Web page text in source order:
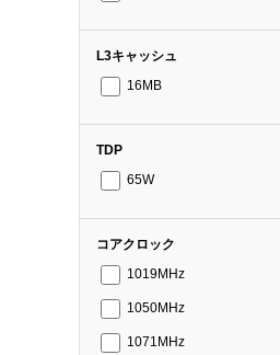
L3キャッシュ
16MB
TDP
65W
コアクロック
1019MHz
1050MHz
1071MHz